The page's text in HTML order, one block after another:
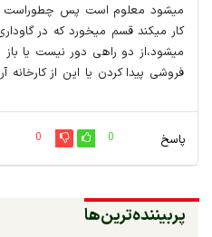
میشود معلوم است پس چطوراست
کار میکند قسم میخورد که در
میشود،از دو راهی دور نیست یا باز
فروشی پیدا کردن یا این از کارخانه
پاسخ 0
0
پربیننده‌ترین‌ها